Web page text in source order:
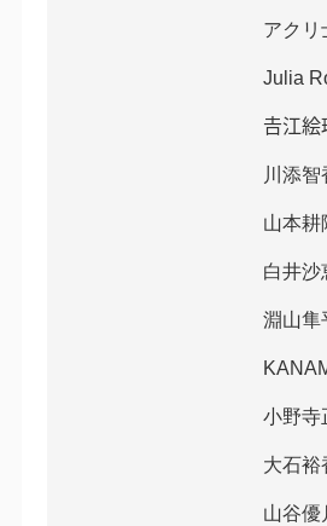
アクリ
Julia
𠮷江絵
川添智
山本耕
白井沙
淵山隼
小野寺
大石裕
山谷優